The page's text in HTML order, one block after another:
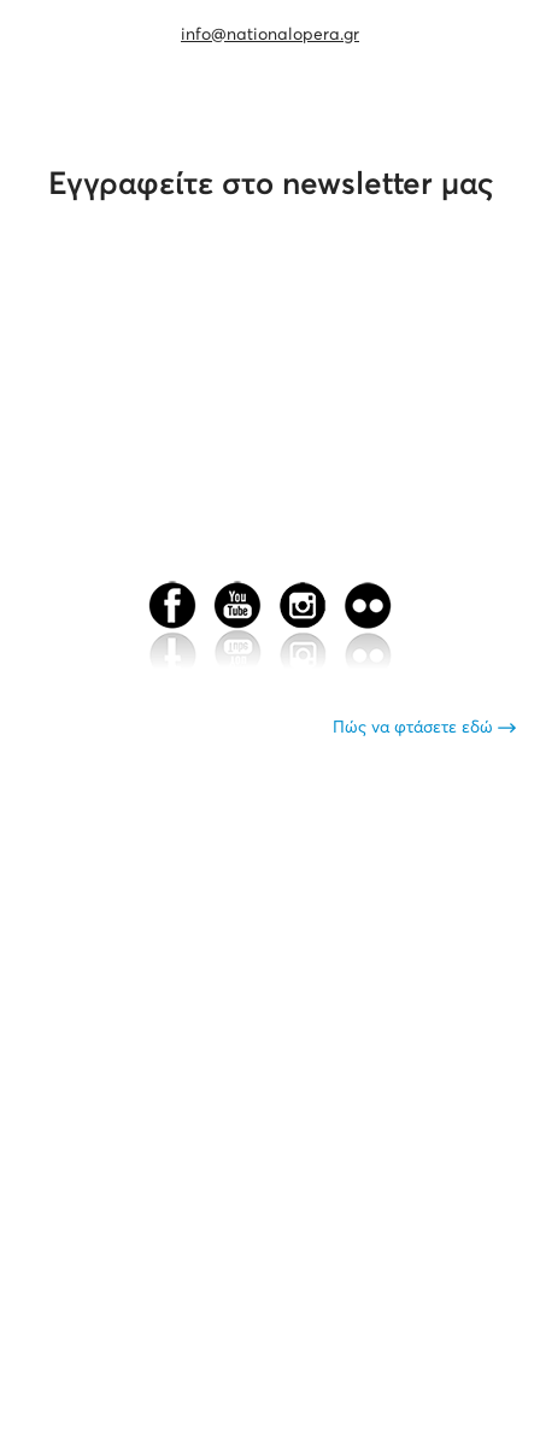
info@nationalopera.gr
Εγγραφείτε στο newsletter μας
Πώς να φτάσετε εδώ